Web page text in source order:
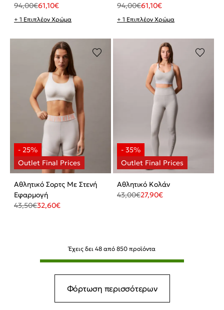
94,00€61,10€
+ 1 Επιπλέον Χρώμα
94,00€61,10€
+ 1 Επιπλέον Χρώμα
Αθλητικό Σορτς Με Στενή
Εφαρμογή
43,50€32,60€
Αθλητικό Κολάν
43,00€27,90€
Έχεις δει 48 από 850 προϊόντα
Φόρτωση περισσότερων